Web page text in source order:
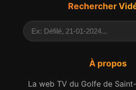
À propos
La web TV du Golfe de
Rechercher